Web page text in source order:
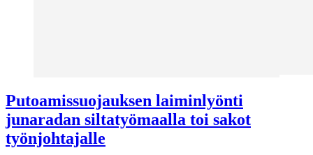
Putoamissuojauksen laiminlyönti
junaradan siltatyömaalla toi sakot
työnjohtajalle